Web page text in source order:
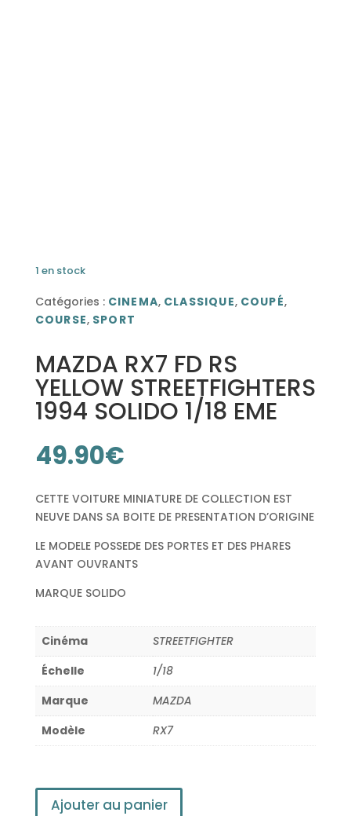
1 en stock
Catégories : CINEMA, CLASSIQUE, COUPÉ,
COURSE, SPORT
MAZDA RX7 FD RS
YELLOW STREETFIGHTERS
1994 SOLIDO 1/18 EME
49.90€
CETTE VOITURE MINIATURE DE COLLECTION EST
NEUVE DANS SA BOITE DE PRESENTATION D’ORIGINE
LE MODELE POSSEDE DES PORTES ET DES PHARES
AVANT OUVRANTS
MARQUE SOLIDO
Cinéma
STREETFIGHTER
Échelle
1/18
Marque
MAZDA
Modèle
RX7
Ajouter au panier